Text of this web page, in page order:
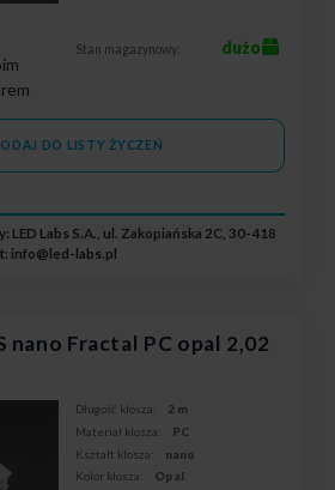
Stan magazynowy: dużo
DO LISTY ŻYCZEŃ
LED Labs S.A., ul. Zakopiańska 2C, 30-418
info@led-labs.pl
nano Fractal PC opal 2,02
Długość klosza:
2 m
Materiał klosza:
PC
Kształt klosza:
nano
Kolor klosza:
Opal